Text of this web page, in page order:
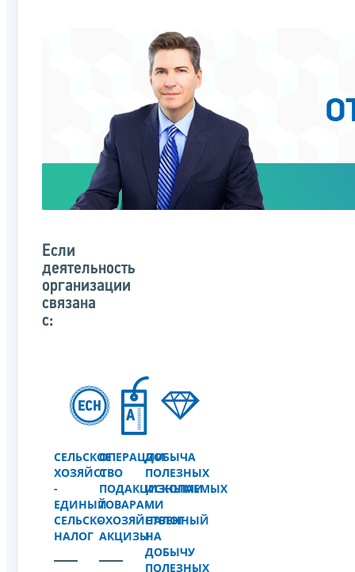
Если
деятельность
организации
связана
с:
СЕЛЬСКОЕ
ХОЗЯЙСТВО
-
ЕДИНЫЙ
СЕЛЬСКОХОЗЯЙСТВЕННЫЙ
НАЛОГ
ОПЕРАЦИИ
С
ПОДАКЦИЗНЫМИ
ТОВАРАМИ
-
АКЦИЗЫ
ДОБЫЧА
ПОЛЕЗНЫХ
ИСКОПАЕМЫХ
-
НАЛОГ
НА
ДОБЫЧУ
ПОЛЕЗНЫХ